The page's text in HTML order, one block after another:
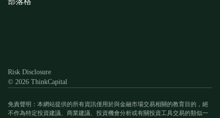
Risk Disclosure
© 2026 ThinkCapital
免責聲明：本網站提供的所有資訊僅用於與金融市場交易相關的教育目的，絕
不作為特定投資建議、商業建議、投資機會分析或有關投資工具交易的類似一